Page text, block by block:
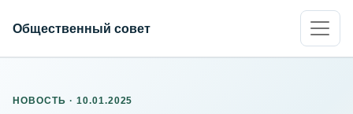
Общественный совет
НОВОСТЬ · 10.01.2025